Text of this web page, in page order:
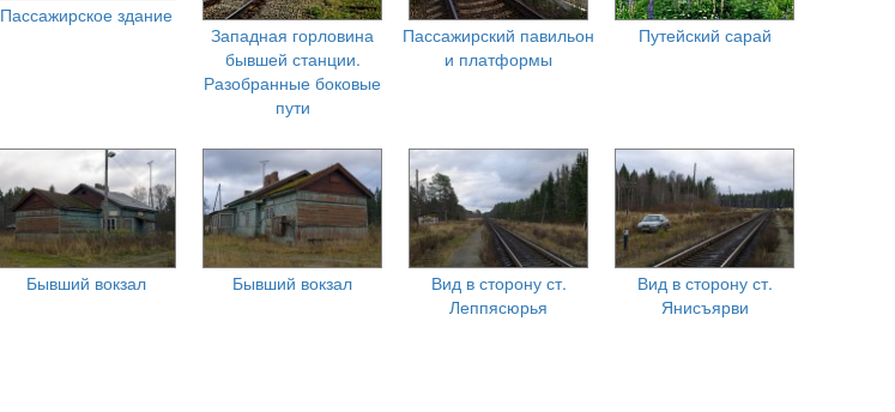
Пассажирское здание
Западная горловина
бывшей станции.
Разобранные боковые
пути
Пассажирский павильон
и платформы
Путейский сарай
Бывший вокзал Бывший вокзал
Вид в сторону ст.
Леппясюрья
Вид в сторону ст.
Янисъярви